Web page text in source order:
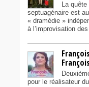
La quête
septuagénaire est
« dramédie »
à l’improvisation
pour le réalisateur